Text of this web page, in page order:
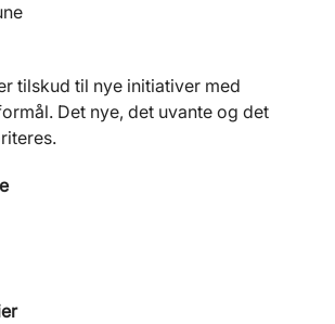
tilskud til nye initiativer med
Det nye, det uvante og det